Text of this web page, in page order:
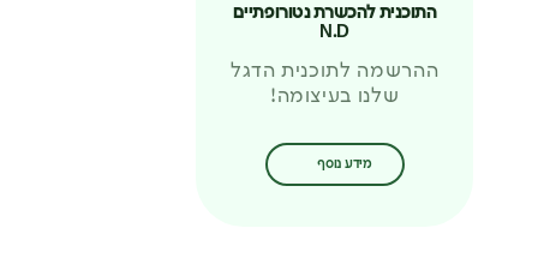
התוכנית להכשרת נטורופתיים
N.D
ההרשמה לתוכנית הדגל
שלנו בעיצומה!
מידע נוסף